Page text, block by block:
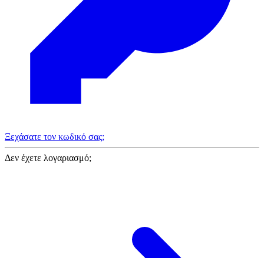
Ξεχάσατε τον κωδικό σας;
Δεν έχετε λογαριασμό;